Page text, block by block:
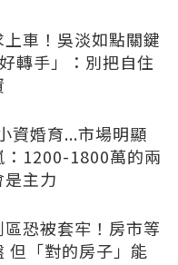
車！吳淡如點關鍵
轉手」：別把自住
資婚育...市場明顯
：1200-1800萬的兩
主力
恐被套牢！房市等
但「對的房子」能